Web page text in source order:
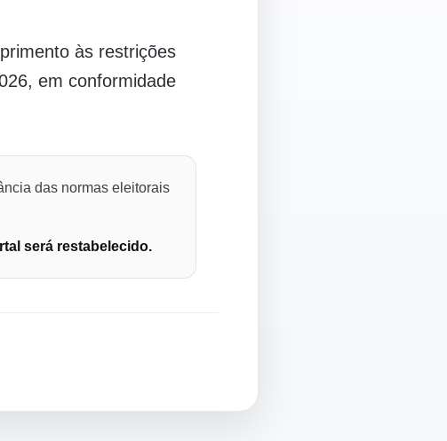
às restrições
em conformidade
das normas eleitorais
será restabelecido.